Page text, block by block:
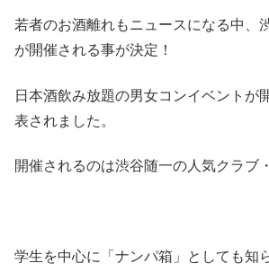
若者のお酒離れもニュースになる中、
が開催される事が決定！
日本酒飲み放題の男女コンイベントが
表されました。
開催されるのは渋谷随一の人気クラブ
学生を中心に「ナンパ箱」としても知